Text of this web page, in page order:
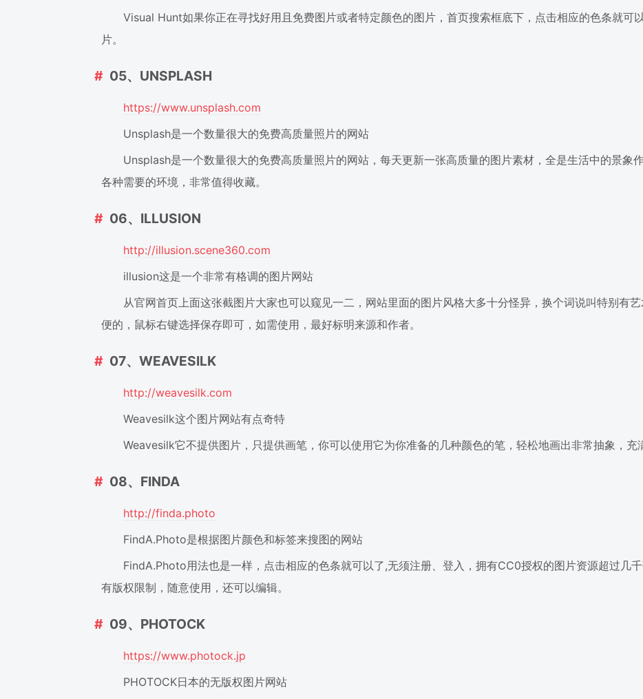
Visual Hunt如果你正在寻找好用且免费图片或者特定颜色的图片，首页搜索框底下，点击相应的色条就可
片。
05、UNSPLASH
https://www.unsplash.com
Unsplash是一个数量很大的免费高质量照片的网站
Unsplash是一个数量很大的免费高质量照片的网站，每天更新一张高质量的图片素材，全是生活中的景象
各种需要的环境，非常值得收藏。
06、ILLUSION
http://illusion.scene360.com
illusion这是一个非常有格调的图片网站
从官网首页上面这张截图片大家也可以窥见一二，网站里面的图片风格大多十分怪异，换个词说叫特别有
便的，鼠标右键选择保存即可，如需使用，最好标明来源和作者。
07、WEAVESILK
http://weavesilk.com
Weavesilk这个图片网站有点奇特
Weavesilk它不提供图片，只提供画笔，你可以使用它为你准备的几种颜色的笔，轻松地画出非常抽象，充
08、FINDA
http://finda.photo
FindA.Photo是根据图片颜色和标签来搜图的网站
FindA.Photo用法也是一样，点击相应的色条就可以了,无须注册、登入，拥有CC0授权的图片资源超过几
有版权限制，随意使用，还可以编辑。
09、PHOTOCK
https://www.photock.jp
PHOTOCK日本的无版权图片网站